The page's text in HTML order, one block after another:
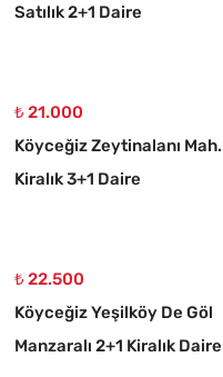
Satılık 2+1 Daire
₺ 21.000
Köyceğiz Zeytinalanı Mah.
Kiralık 3+1 Daire
₺ 22.500
Köyceğiz Yeşilköy De Göl
Manzaralı 2+1 Kiralık Daire